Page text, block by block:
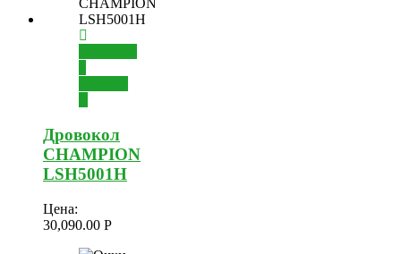
Дровокол
CHAMPION
LSH5001H
Цена:
30,090.00 Р